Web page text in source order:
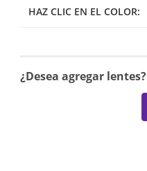
HAZ CLIC EN EL COLOR:
¿Desea agregar lentes?